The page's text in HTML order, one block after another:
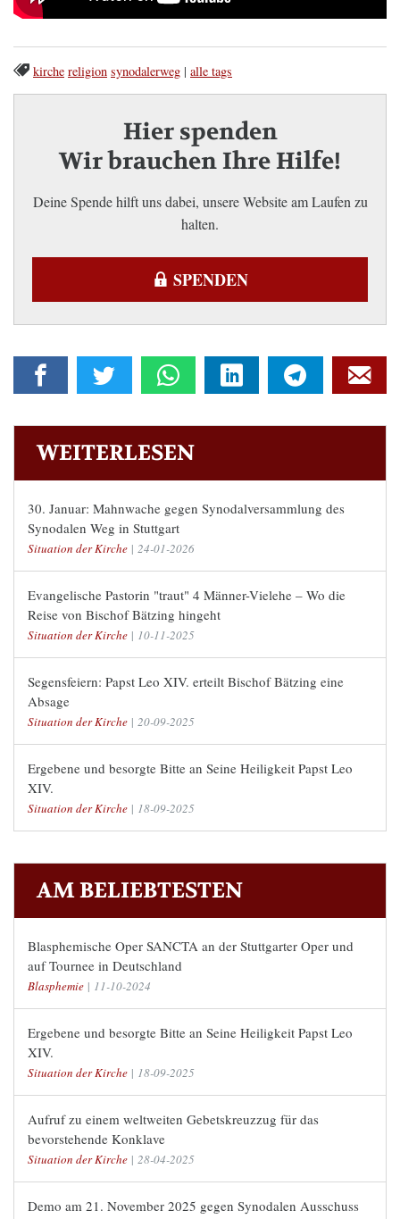
kirche religion synodalerweg | alle tags
Hier spenden
Wir brauchen Ihre Hilfe!
Deine Spende hilft uns dabei, unsere Website am Laufen zu
halten.
SPENDEN
WEITERLESEN
30. Januar: Mahnwache gegen Synodalversammlung des
Synodalen Weg in Stuttgart
Situation der Kirche | 24-01-2026
Evangelische Pastorin "traut" 4 Männer-Vielehe – Wo die
Reise von Bischof Bätzing hingeht
Situation der Kirche | 10-11-2025
Segensfeiern: Papst Leo XIV. erteilt Bischof Bätzing eine
Absage
Situation der Kirche | 20-09-2025
Ergebene und besorgte Bitte an Seine Heiligkeit Papst Leo
XIV.
Situation der Kirche | 18-09-2025
AM BELIEBTESTEN
Blasphemische Oper SANCTA an der Stuttgarter Oper und
auf Tournee in Deutschland
Blasphemie | 11-10-2024
Ergebene und besorgte Bitte an Seine Heiligkeit Papst Leo
XIV.
Situation der Kirche | 18-09-2025
Aufruf zu einem weltweiten Gebetskreuzzug für das
bevorstehende Konklave
Situation der Kirche | 28-04-2025
Demo am 21. November 2025 gegen Synodalen Ausschuss